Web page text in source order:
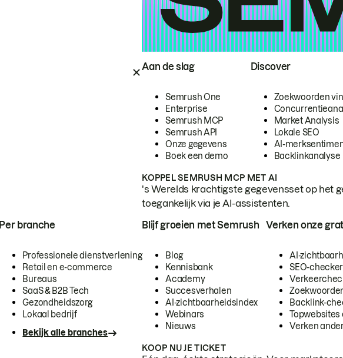
Aan de slag
Semrush One
Enterprise
Semrush MCP
Semrush API
Onze gegevens
Boek een demo
Discover
Zoekwoorden
Market Analysis
Lokale SEO
AI-
Backlinkanalyse
KOPPEL SEMRUSH MCP MET AI
's Werelds krachtigste gegevensset op het
toegankelijk via je AI-assistenten.
Per branche
Professionele dienstverlening
Retail en e-commerce
Bureaus
SaaS & B2B Tech
Gezondheidszorg
Lokaal bedrijf
Bekijk alle branches
Blijf groeien met Semrush
Blog
Kennisbank
Academy
Succesverhalen
AI-zichtbaarheidsindex
Webinars
Nieuws
Verken onze
AI-
SEO-checker
Backlink-
Topwebsites
Verken
KOOP NU JE TICKET